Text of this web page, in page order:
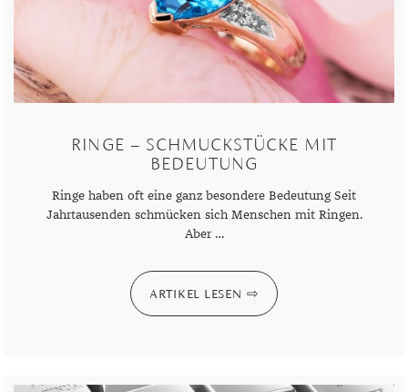
RINGE – SCHMUCKSTÜCKE MIT
BEDEUTUNG
Ringe haben oft eine ganz besondere Bedeutung Seit
Jahrtausenden schmücken sich Menschen mit Ringen.
Aber …
ARTIKEL LESEN